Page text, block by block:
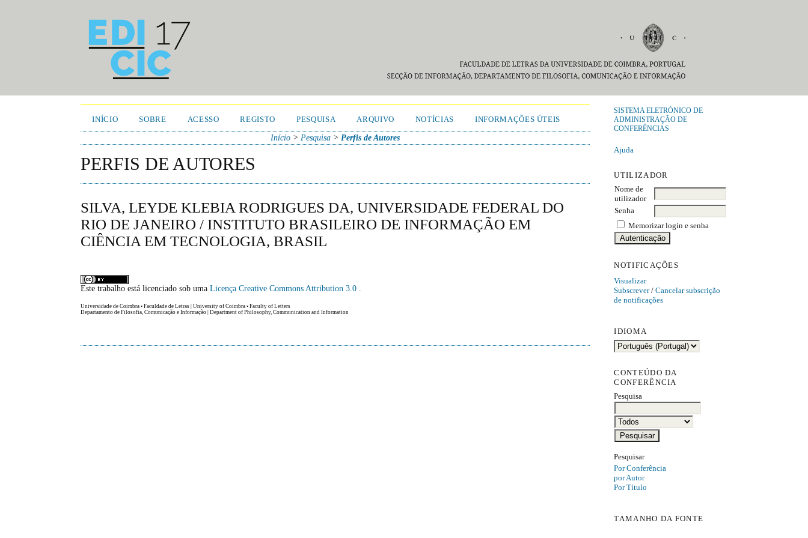
SISTEMA ELETRÓNICO DE
ADMINISTRAÇÃO DE
CONFERÊNCIAS
Ajuda
UTILIZADOR
Nome de
utilizador
Senha
Memorizar login e senha
NOTIFICAÇÕES
Visualizar
Subscrever/Cancelar subscrição
de notificações
IDIOMA
CONTEÚDO DA
CONFERÊNCIA
Pesquisa
Pesquisar
Por Conferência
por Autor
Por Título
TAMANHO DA FONTE
INÍCIO SOBRE ACESSO REGISTO PESQUISA ARQUIVO NOTÍCIAS INFORMAÇÕES ÚTEIS
Início >Pesquisa >Perfis de Autores
PERFIS DE AUTORES
SILVA, LEYDE KLEBIA RODRIGUES DA, UNIVERSIDADE FEDERAL DO
RIO DE JANEIRO / INSTITUTO BRASILEIRO DE INFORMAÇÃO EM
CIÊNCIA EM TECNOLOGIA, BRASIL
Este trabalho está licenciado sob umaLicença Creative Commons Attribution 3.0 .
Universidade de Coimbra • Faculdade de Letras | University of Coimbra • Faculty of Letters
Departamento de Filosofia, Comunicação e Informação | Department of Philosophy, Communication and Information